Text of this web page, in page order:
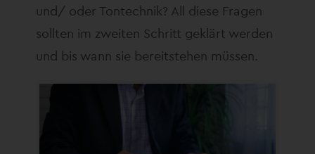
und/ oder Tontechnik? All diese Fragen
sollten im zweiten Schritt geklärt werden
und bis wann sie bereitstehen müssen.